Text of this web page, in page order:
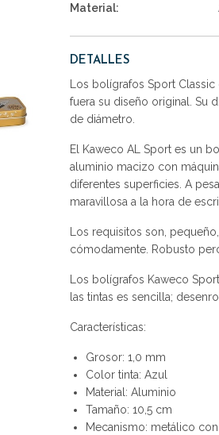
Material:
DETALLES
Los bolígrafos Sport
fuera su diseño original. Su
de diámetro.
El Kaweco AL Sport es un
aluminio macizo con
diferentes superficies. A
maravillosa a la hora de
Los requisitos son,
cómodamente. Robusto
Los bolígrafos Kaweco
las tintas es sencilla;
Características:
Grosor: 1,0 mm
Color tinta: Azul
Material: Aluminio
Tamaño: 10,5 cm
Mecanismo: metálico